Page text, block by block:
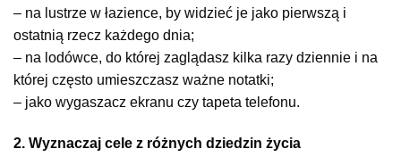
– na lustrze w łazience, by widzieć je jako pierwszą i
ostatnią rzecz każdego dnia;
– na lodówce, do której zaglądasz kilka razy dziennie i na
której często umieszczasz ważne notatki;
– jako wygaszacz ekranu czy tapeta telefonu.
2. Wyznaczaj cele z różnych dziedzin życia